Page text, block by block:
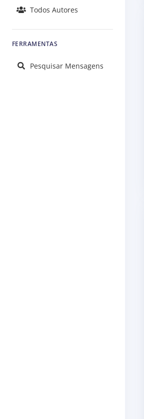
Todos Autores
FERRAMENTAS
Pesquisar Mensagens